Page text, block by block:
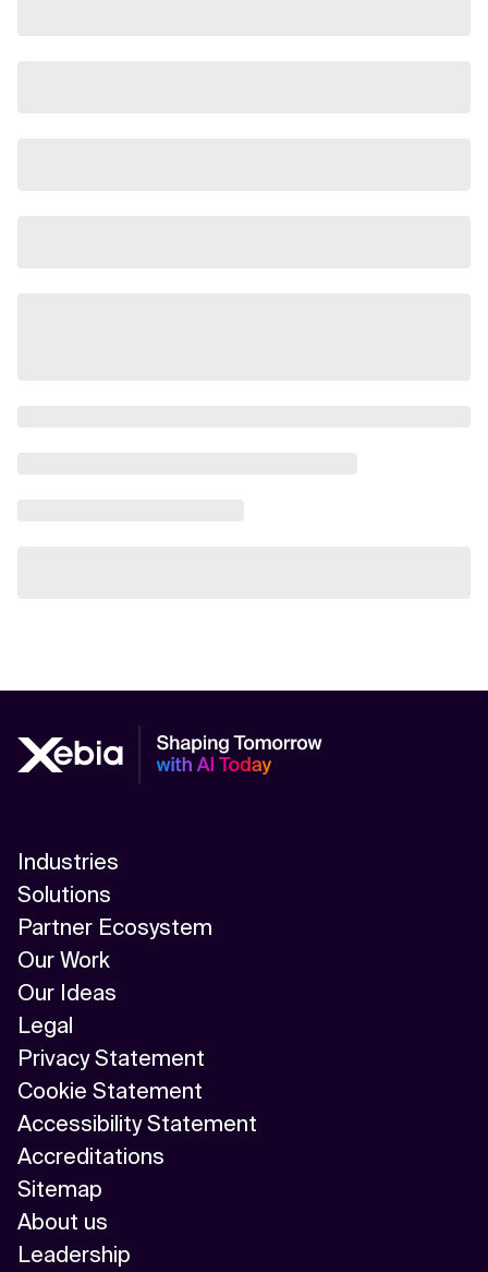
Industries
Solutions
Partner Ecosystem
Our Work
Our Ideas
Legal
Privacy Statement
Cookie Statement
Accessibility Statement
Accreditations
Sitemap
About us
Leadership